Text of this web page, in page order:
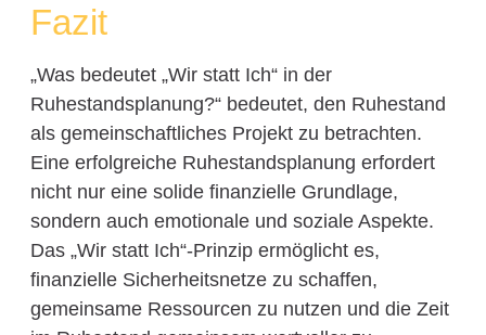
Fazit
„Was bedeutet „Wir statt Ich“ in der
Ruhestandsplanung?“ bedeutet, den Ruhestand
als gemeinschaftliches Projekt zu betrachten.
Eine erfolgreiche Ruhestandsplanung erfordert
nicht nur eine solide finanzielle Grundlage,
sondern auch emotionale und soziale Aspekte.
Das „Wir statt Ich“-Prinzip ermöglicht es,
finanzielle Sicherheitsnetze zu schaffen,
gemeinsame Ressourcen zu nutzen und die Zeit